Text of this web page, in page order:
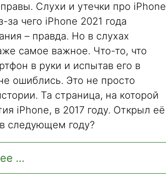
Слухи и утечки про iPhone
чего iPhone 2021 года
– правда. Но в слухах
самое важное. Что-то, что
в руки и испытав его в
ошиблись. Это не просто
Та страница, на которой
iPhone, в 2017 году. Открыл её
следующем году?
...